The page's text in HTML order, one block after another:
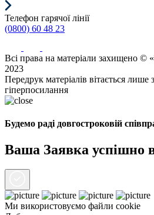
Телефон гарячої лінії
(0800) 60 48 23
Всі права на матеріали захищено
2023
Передрук матеріалів вітається лише
гіперпосилання
Будемо раді довгостроковій
Ваша Заявка успішно
Ми використовуємо файли cookie